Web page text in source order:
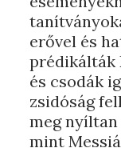
erővel és
prédikálták
és csodák
zsidóság
meg
mint